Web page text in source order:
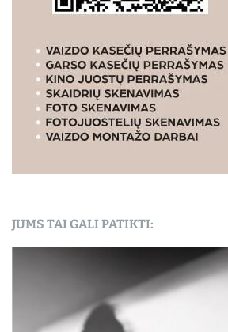
JUMS TAI GALI PATIKTI: